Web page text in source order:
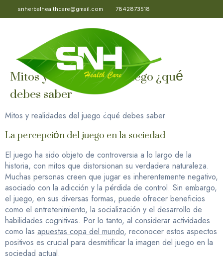
snherbalhealthcare@gmail.com 7842873518
Mitos y realidades del juego ¿qué
debes saber
Mitos y realidades del juego ¿qué debes saber
La percepción del juego en la sociedad
El juego ha sido objeto de controversia a lo largo de la
historia, con mitos que distorsionan su verdadera naturaleza.
Muchas personas creen que jugar es inherentemente negativo,
asociado con la adicción y la pérdida de control. Sin embargo,
el juego, en sus diversas formas, puede ofrecer beneficios
como el entretenimiento, la socialización y el desarrollo de
habilidades cognitivas. Por lo tanto, al considerar actividades
como las apuestas copa del mundo, reconocer estos aspectos
positivos es crucial para desmitificar la imagen del juego en la
sociedad actual.